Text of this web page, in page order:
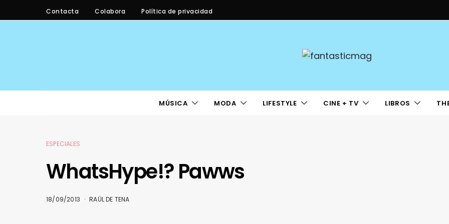
Contacta Colabora Política de privacidad
MÚSICA MODA LIFESTYLE CINE + TV LIBROS
ESPECIALES
WhatsHype!? Pawws
18/09/2013 RAÜL DE TENA